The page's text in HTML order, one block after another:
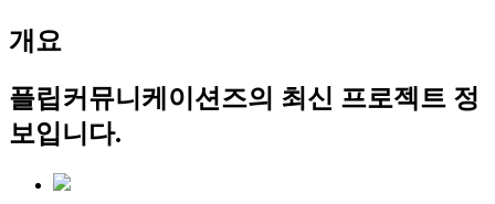
개요
플립커뮤니케이션즈의 최신 프로젝트 정
보입니다.